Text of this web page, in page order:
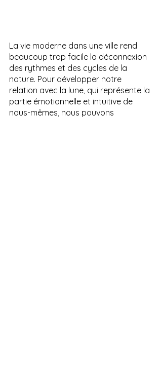
La vie moderne dans une ville rend
beaucoup trop facile la déconnexion
des rythmes et des cycles de la
nature. Pour développer notre
relation avec la lune, qui représente la
partie émotionnelle et intuitive de
nous-mêmes, nous pouvons